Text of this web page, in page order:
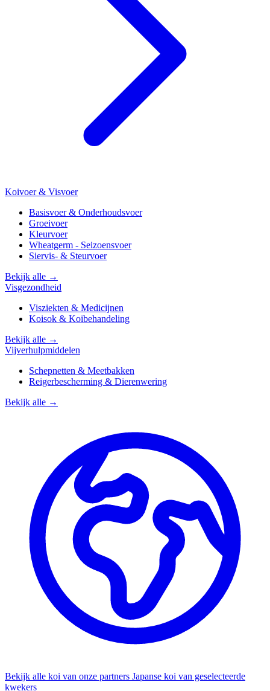
Koivoer & Visvoer
Basisvoer & Onderhoudsvoer
Groeivoer
Kleurvoer
Wheatgerm - Seizoensvoer
Siervis- & Steurvoer
Bekijk alle →
Visgezondheid
Visziekten & Medicijnen
Koisok & Koibehandeling
Bekijk alle →
Vijverhulpmiddelen
Schepnetten & Meetbakken
Reigerbescherming & Dierenwering
Bekijk alle →
Bekijk alle koi van onze partners Japanse koi van geselecteerde
kwekers